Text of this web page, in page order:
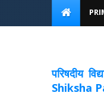
परिषदीय
Shiksha